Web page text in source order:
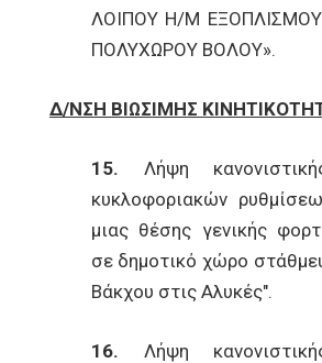
ΛΟΙΠΟΥ Η/Μ ΕΞΟΠΛΙΣΜΟΥ
ΠΟΛΥΧΩΡΟΥ ΒΟΛΟΥ».
Δ/ΝΣΗ ΒΙΩΣΙΜΗΣ
15. Λήψη
κυκλοφοριακών
μιας θέσης γενικής
σε δημοτικό χώρο
Βάκχου στις Αλυκές".
16. Λήψη